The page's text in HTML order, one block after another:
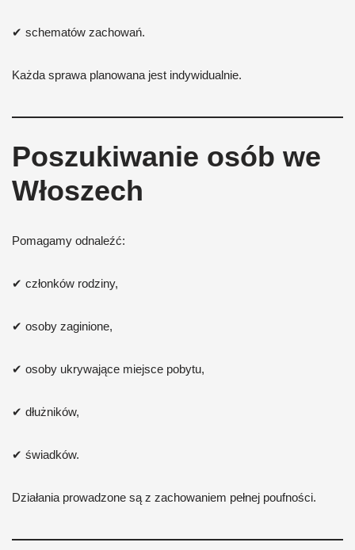
✔ schematów zachowań.
Każda sprawa planowana jest indywidualnie.
Poszukiwanie osób we
Włoszech
Pomagamy odnaleźć:
✔ członków rodziny,
✔ osoby zaginione,
✔ osoby ukrywające miejsce pobytu,
✔ dłużników,
✔ świadków.
Działania prowadzone są z zachowaniem pełnej poufności.